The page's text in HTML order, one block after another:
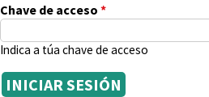
Chave de acceso *
Indica a túa chave de acceso